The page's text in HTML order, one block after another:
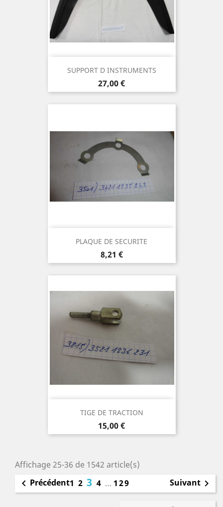
SUPPORT D INSTRUMENTS
Prix
27,00 €
PLAQUE DE SECURITE
Prix
8,21 €
TIGE DE TRACTION
Prix
15,00 €
Affichage 25-36 de 1542 article(s)
 Précédent1 2 3 4 … 129 Suivant 